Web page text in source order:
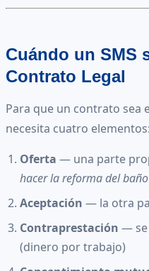
Cuándo un SMS
Contrato Legal
Para que un contrato sea
necesita cuatro elementos:
Oferta — una parte
hacer la reforma del
Aceptación — la otra
Contraprestación — se
(dinero por trabajo)